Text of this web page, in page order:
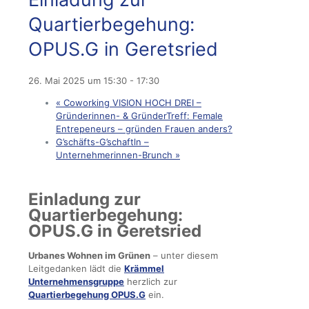
Quartierbegehung:
OPUS.G in Geretsried
26. Mai 2025 um 15:30 - 17:30
« Coworking VISION HOCH DREI –
Gründerinnen- & GründerTreff: Female
Entrepeneurs – gründen Frauen anders?
G’schäfts-G’schaftln –
Unternehmerinnen-Brunch »
Einladung zur
Quartierbegehung:
OPUS.G in Geretsried
Urbanes Wohnen im Grünen – unter diesem
Leitgedanken lädt die Krämmel
Unternehmensgruppe herzlich zur
Quartierbegehung OPUS.G ein.